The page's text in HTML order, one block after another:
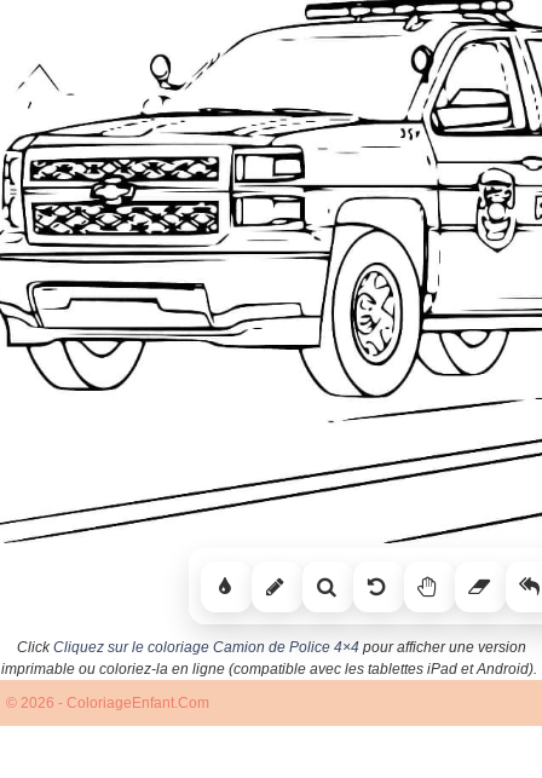
ClickCliquez sur le coloriage Camion de Police 4×4pour afficher une version
imprimable ou coloriez-la en ligne (compatible avec les tablettes iPad et Android).
© 2026 - ColoriageEnfant.Com